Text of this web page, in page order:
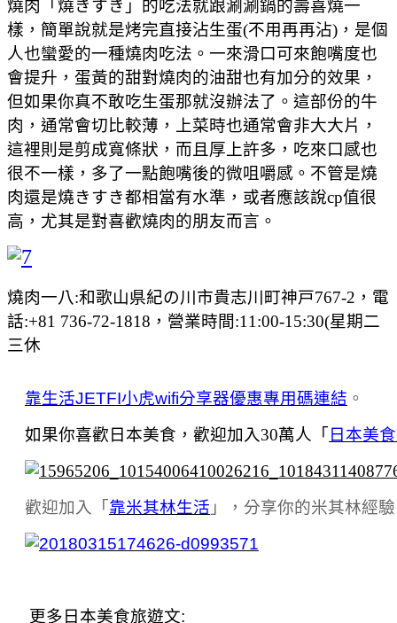
燒肉「燒きすき」的吃法就跟涮涮鍋的壽喜燒一
樣，簡單說就是烤完直接沾生蛋(不用再再沾)，是個
人也蠻愛的一種燒肉吃法。一來滑口可來飽嘴度也
會提升，蛋黃的甜對燒肉的油甜也有加分的效果，
但如果你真不敢吃生蛋那就沒辦法了。這部份的牛
肉，通常會切比較薄，上菜時也通常會非大大片，
這裡則是剪成寬條狀，而且厚上許多，吃來口感也
很不一樣，多了一點飽嘴後的微咀嚼感。不管是燒
肉還是燒きすき都相當有水準，或者應該說cp值很
高，尤其是對喜歡燒肉的朋友而言。
燒肉一八:和歌山県紀の川市貴志川町神戸767-2，電
話:+81 736-72-1818，營業時間:11:00-15:30(星期二
三休
靠生活JETFI小虎wifi分享器優惠專用碼連結 。
如果你喜歡日本美食，歡迎加入30萬人「 日本美
歡迎加入「 靠米其林生活 」，分享你的米其林經驗
更多日本美食旅遊文: